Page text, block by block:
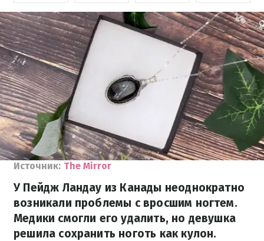
Источник: The Mirror
У Пейдж Ландау из Канады неоднократно
возникали проблемы с вросшим ногтем.
Медики смогли его удалить, но девушка
решила сохранить ноготь как кулон.